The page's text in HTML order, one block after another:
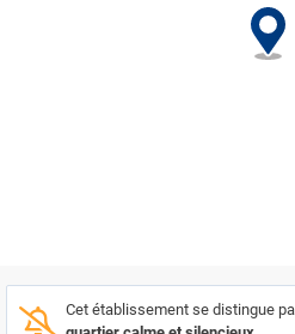
Cet établissement se distingue